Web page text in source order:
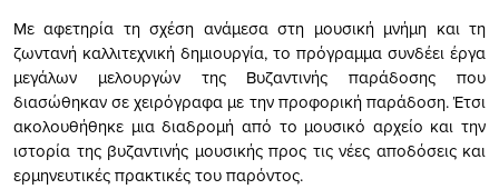
Με αφετηρία τη σχέση ανάμεσα στη μουσική μνήμη και τη
ζωντανή καλλιτεχνική δημιουργία, το πρόγραμμα συνδέει έργα
μεγάλων μελουργών της Βυζαντινής παράδοσης που
διασώθηκαν σε χειρόγραφα με την προφορική παράδοση. Έτσι
ακολουθήθηκε μια διαδρομή από το μουσικό αρχείο και την
ιστορία της βυζαντινής μουσικής προς τις νέες αποδόσεις και
ερμηνευτικές πρακτικές του παρόντος.